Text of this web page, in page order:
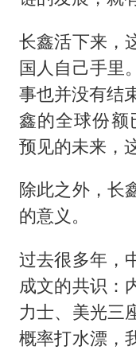
长鑫活下来，
国人自己手里
事也并没有结
鑫的全球份额
预见的未来，
除此之外，长
的意义。
过去很多年，
成文的共识：
力士、美光三
概率打水漂，